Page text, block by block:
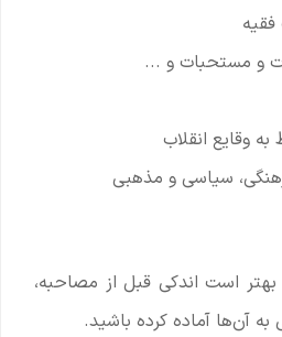
فقیه
و مستحبات و ...
وقایع انقلاب
سیاسی و مذهبی
است اندکی قبل از مصاحبه،
آن‌ها آماده کرده باشید.